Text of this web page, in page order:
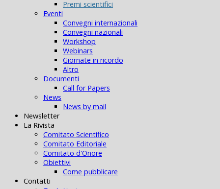
Premi scientifici
Eventi
Convegni internazionali
Convegni nazionali
Workshop
Webinars
Giornate in ricordo
Altro
Documenti
Call for Papers
News
News by mail
Newsletter
La Rivista
Comitato Scientifico
Comitato Editoriale
Comitato d'Onore
Obiettivi
Come pubblicare
Contatti